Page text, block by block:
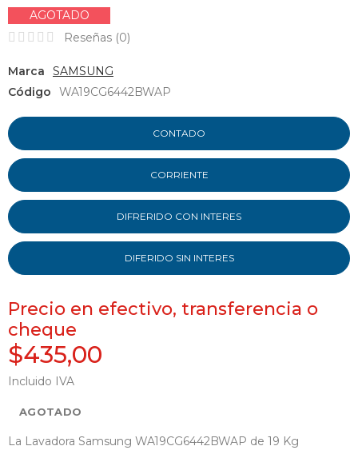
AGOTADO
Reseñas (0)
Marca
SAMSUNG
Código
WA19CG6442BWAP
CONTADO
CORRIENTE
DIFRERIDO CON INTERES
DIFERIDO SIN INTERES
Precio en efectivo, transferencia o
cheque
$435,00
Incluido IVA
AGOTADO
La Lavadora Samsung WA19CG6442BWAP de 19 Kg